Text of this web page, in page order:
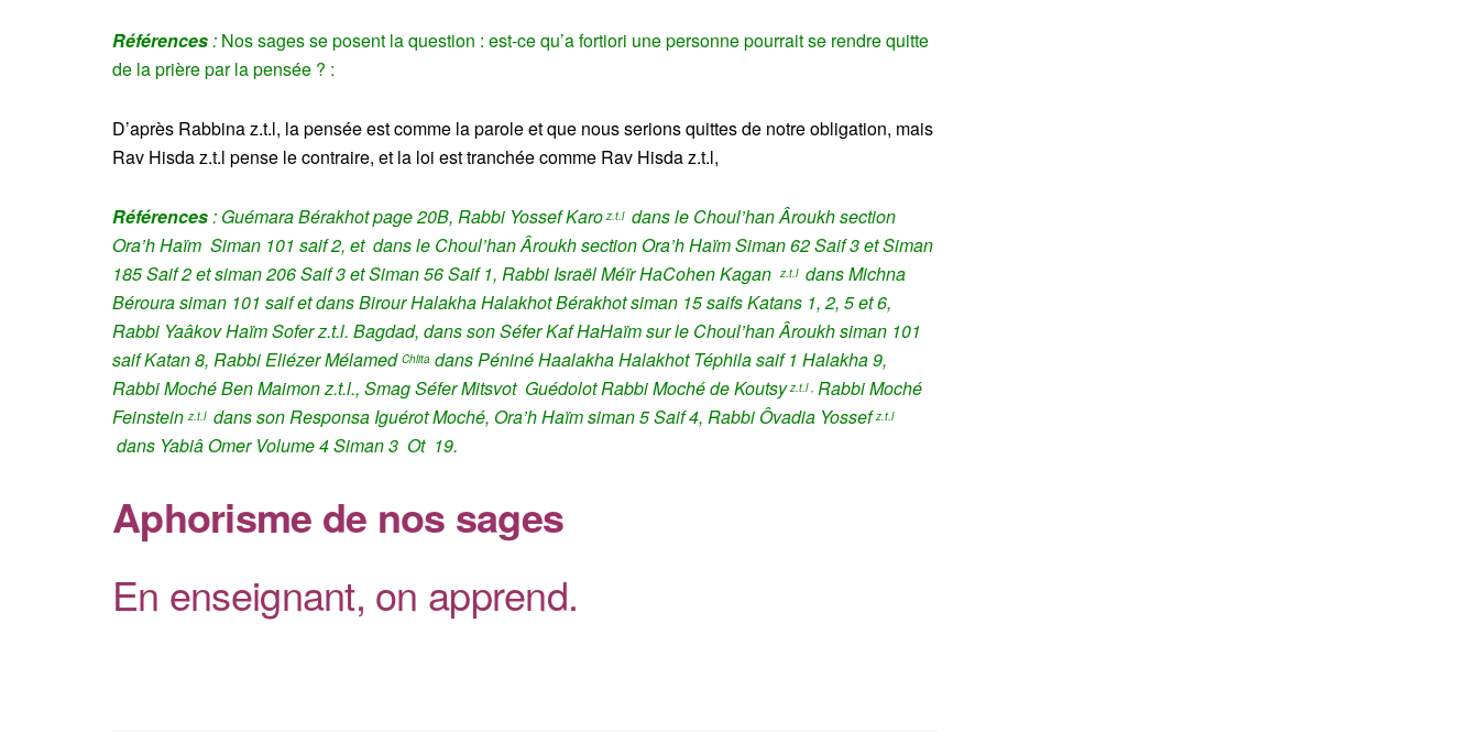
Références: Nos sages se posent la question : est-ce qu’a fortiori une personne pourrait se rendre quitte
de la prière par la pensée ? :
D’après Rabbina z.t.l, la pensée est comme la parole et que nous serions quittes de notre obligation, mais
Rav Hisda z.t.l pense le contraire, et la loi est tranchée comme Rav Hisda z.t.l,
Références: Guémara Bérakhot page 20B, Rabbi Yossef Karo z.t.l dans le Choul’han Âroukh section
Ora’h Haïm Siman 101 saif 2, et dans le Choul’han Âroukh section Ora’h Haïm Siman 62 Saif 3 et Siman
185 Saif 2 et siman 206 Saif 3 et Siman 56 Saif 1, Rabbi Israël Méïr HaCohen Kagan z.t.l dans Michna
Béroura siman 101 saif et dans Birour Halakha Halakhot Bérakhot siman 15 saifsKatans 1, 2, 5 et 6,
Rabbi Yaâkov Haïm Sofer z.t.l. Bagdad, dans son Séfer Kaf HaHaïm sur le Choul’han Âroukh siman 101
saif Katan 8, Rabbi Eliézer Mélamed Chlita dans Péniné Haalakha Halakhot Téphila saif 1 Halakha 9,
Rabbi Moché Ben Maimon z.t.l., Smag Séfer Mitsvot Guédolot Rabbi Moché de Koutsyz.t.l , Rabbi Moché
Feinstein z.t.l dans son Responsa Iguérot Moché, Ora’h Haïm siman 5 Saif 4, Rabbi Ôvadia Yossefz.t.l
dans Yabiâ Omer Volume 4 Siman 3 Ot 19.
Aphorisme de nos sages
En enseignant, on apprend.